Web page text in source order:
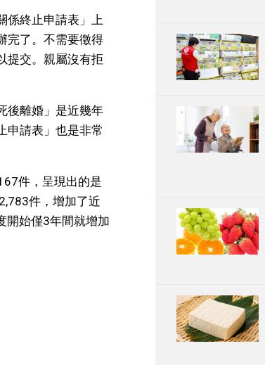
係終止申請表」上
完了。不需要徵得
提交。親屬沒有拒
後離婚」是近幾年
申請表」也是非常
件，呈現出的是
件，增加了近
開始僅3年間就增加